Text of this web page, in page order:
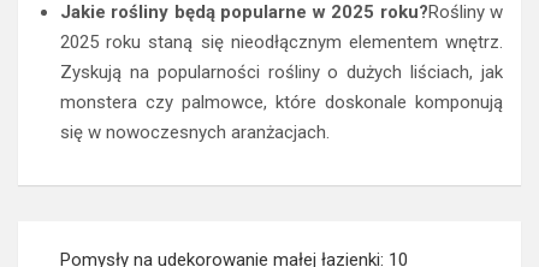
Jakie rośliny będą popularne w 2025 roku?Rośliny w
2025 roku staną się nieodłącznym elementem wnętrz.
Zyskują na popularności rośliny o dużych liściach, jak
monstera czy palmowce, które doskonale komponują
się w nowoczesnych aranżacjach.
Pomysły na udekorowanie małej łazienki: 10